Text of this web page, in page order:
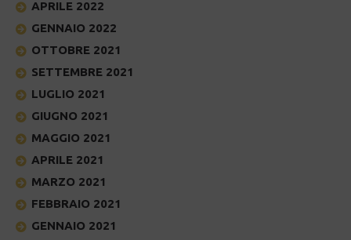
APRILE 2022
GENNAIO 2022
OTTOBRE 2021
SETTEMBRE 2021
LUGLIO 2021
GIUGNO 2021
MAGGIO 2021
APRILE 2021
MARZO 2021
FEBBRAIO 2021
GENNAIO 2021